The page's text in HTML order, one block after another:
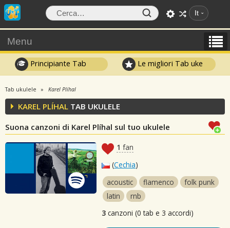
It
Menu
Principiante Tab Le migliori Tab uke
Tab ukulele Karel Plíhal
KAREL PLÍHAL TAB UKULELE
Suona canzoni di Karel Plíhal sul tuo ukulele
1 fan
(Cechia)
acoustic
flamenco
folk punk
latin
rnb
3 canzoni (0 tab e 3 accordi)